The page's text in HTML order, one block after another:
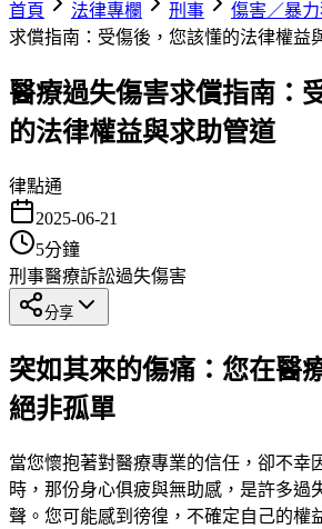
首頁
法律專欄 刑事 傷害／暴
求償指南：受傷後，您該懂的法律權益
醫療過失傷害求償指南：
的法律權益與求助管道
律點通
2025-06-21
5分鐘
刑事醫療訴訟過失傷害
分享
突如其來的傷痛：您在醫
絕非孤單
當您懷抱著對醫療專業的信任，卻不幸
時，那份身心俱疲與無助感，是許多過
聲。您可能感到徬徨，不確定自己的權